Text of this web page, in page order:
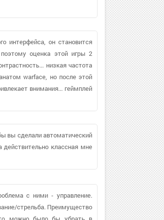
интерфейса, он становится
оценка этой игры 2
низкая частота
warface, но после этой
внимания... геймплей
вы сделали автоматический
классная мне
с ними - управление.
стрельба. Преимущество